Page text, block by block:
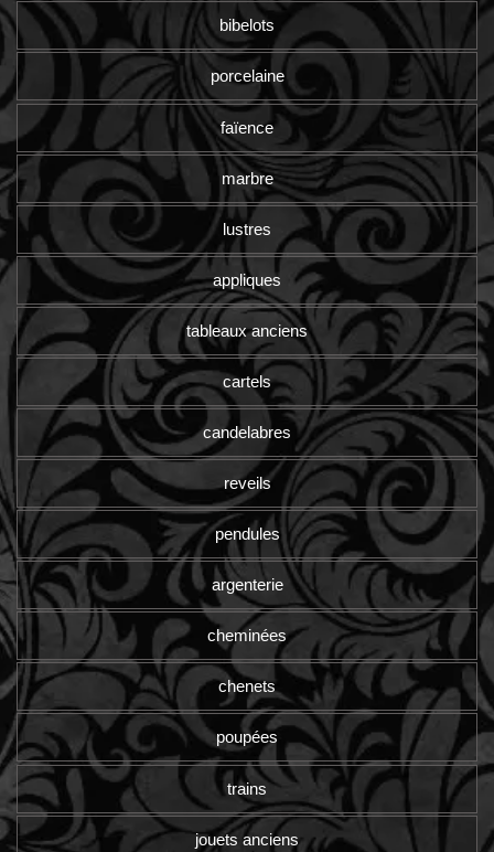
bibelots
porcelaine
faïence
marbre
lustres
appliques
tableaux anciens
cartels
candelabres
reveils
pendules
argenterie
cheminées
chenets
poupées
trains
jouets anciens